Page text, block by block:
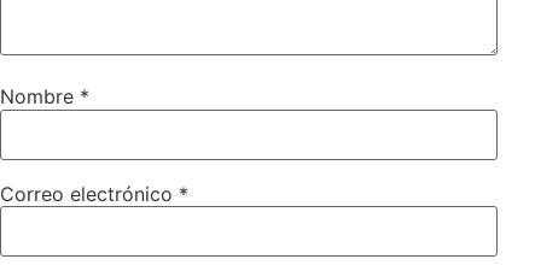
Nombre *
Correo electrónico *